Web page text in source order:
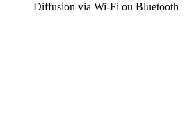
Diffusion via Wi-Fi ou Bluetooth